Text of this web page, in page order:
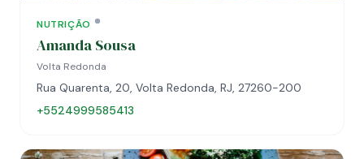
NUTRIÇÃO
Amanda Sousa
Volta Redonda
Rua Quarenta, 20, Volta Redonda, RJ, 27260-200
+5524999585413